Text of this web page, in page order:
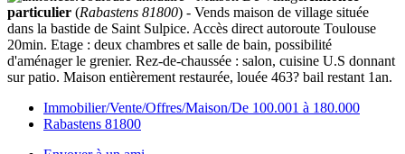
particulier (Rabastens 81800) - Vends maison de village située
dans la bastide de Saint Sulpice. Accès direct autoroute Toulouse
20min. Etage : deux chambres et salle de bain, possibilité
d'aménager le grenier. Rez-de-chaussée : salon, cuisine U.S donnant
sur patio. Maison entièrement restaurée, louée 463? bail restant 1an.
Immobilier/Vente/Offres/Maison/De 100.001 à 180.000
Rabastens 81800